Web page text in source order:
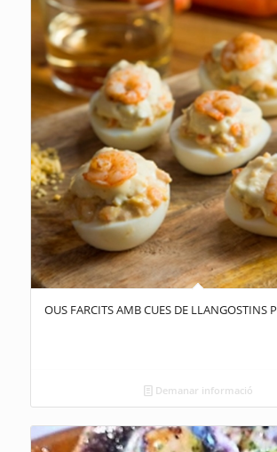
OUS FARCITS AMB CUES DE LLANGOSTINS P
Demanar informació